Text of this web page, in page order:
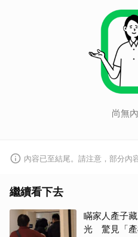
尚無內
內容已至結尾。請注意，部分內
繼續看下去
瞞家人產子
光 驚見「產